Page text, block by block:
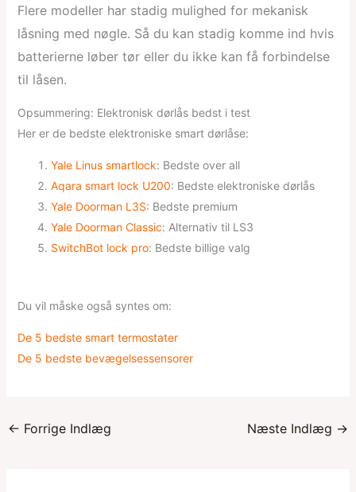
Flere modeller har stadig mulighed for mekanisk
låsning med nøgle. Så du kan stadig komme ind hvis
batterierne løber tør eller du ikke kan få forbindelse
til låsen.
Opsummering: Elektronisk dørlås bedst i test
Her er de bedste elektroniske smart dørlåse:
Yale Linus smartlock: Bedste over all
Aqara smart lock U200: Bedste elektroniske dørlås
Yale Doorman L3S: Bedste premium
Yale Doorman Classic: Alternativ til LS3
SwitchBot lock pro: Bedste billige valg
Du vil måske også syntes om:
De 5 bedste smart termostater
De 5 bedste bevægelsessensorer
← Forrige Indlæg Næste Indlæg →